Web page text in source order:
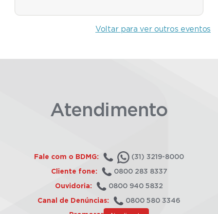
Voltar para ver outros eventos
Atendimento
Fale com o BDMG: (31) 3219-8000
Cliente fone: 0800 283 8337
Ouvidoria: 0800 940 5832
Canal de Denúncias: 0800 580 3346